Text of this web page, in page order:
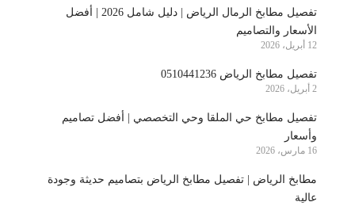
تفصيل مطابخ الرمال الرياض | دليل شامل 2026 | أفضل
الأسعار والتصاميم
12 أبريل، 2026
تفصيل مطابخ الرياض 0510441236
2 أبريل، 2026
تفصيل مطابخ حي الملقا وحي التخصصي | أفضل تصاميم
وأسعار
16 مارس، 2026
مطابخ الرياض | تفصيل مطابخ الرياض بتصاميم حديثة وجودة
عالية